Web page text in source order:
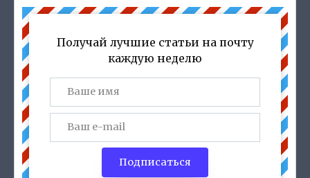
Получай лучшие статьи на почту
каждую неделю
Подписаться